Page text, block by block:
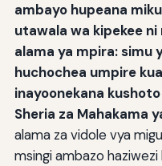
ambayo hupeana
utawala wa kipekee
alama ya mpira: simu
huchochea umpire
inayoonekana kushoto
Sheria za Mahakama
alama za vidole vya
msingi ambazo